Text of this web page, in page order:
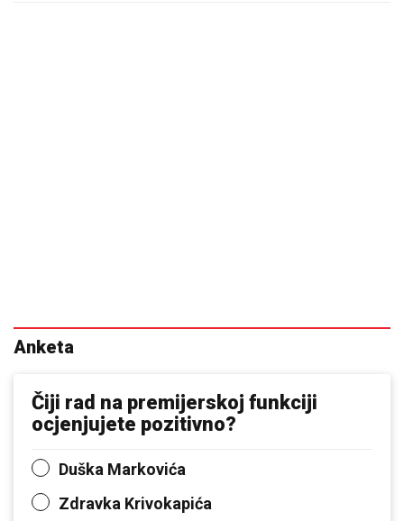
Anketa
Čiji rad na premijerskoj funkciji
ocjenjujete pozitivno?
Duška Markovića
Zdravka Krivokapića